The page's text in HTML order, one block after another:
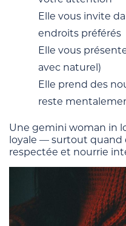
Elle vous invite
endroits préférés
Elle vous
avec naturel)
Elle prend des
reste
Une gemini woman in
loyale — surtout quand
respectée et nourrie